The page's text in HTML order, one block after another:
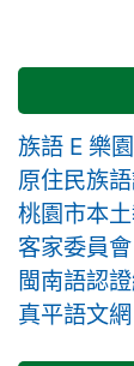
族語 E 樂園
原住民族
桃園市本
客家委員會
閩南語認
真平語文網